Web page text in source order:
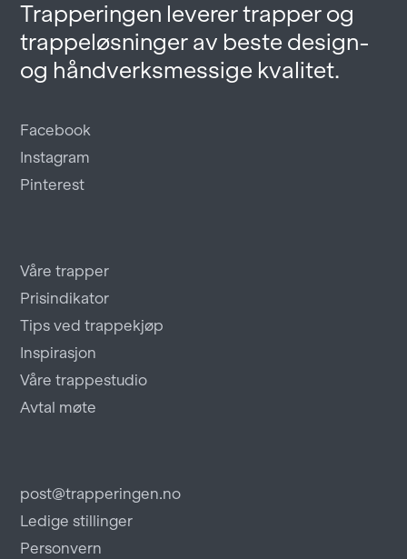
Trapperingen leverer trapper og
trappeløsninger av beste design-
og håndverksmessige kvalitet.
Facebook
Instagram
Pinterest
Våre trapper
Prisindikator
Tips ved trappekjøp
Inspirasjon
Våre trappestudio
Avtal møte
post@trapperingen.no
Ledige stillinger
Personvern